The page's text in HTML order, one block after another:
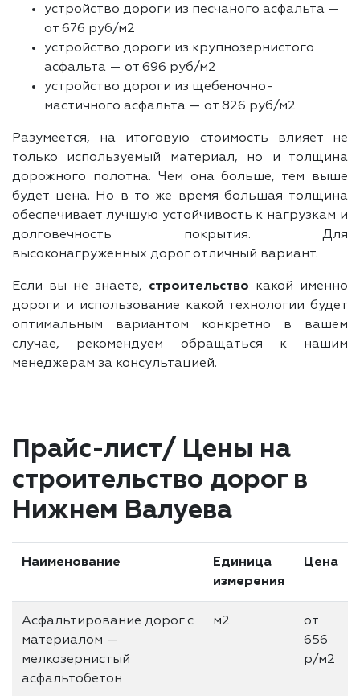
устройство дороги из песчаного асфальта —
от 676 руб/м2
устройство дороги из крупнозернистого
асфальта — от 696 руб/м2
устройство дороги из щебеночно-
мастичного асфальта — от 826 руб/м2
Разумеется, на итоговую стоимость влияет не
только используемый материал, но и толщина
дорожного полотна. Чем она больше, тем выше
будет цена. Но в то же время большая толщина
обеспечивает лучшую устойчивость к нагрузкам и
долговечность покрытия. Для
высоконагруженных дорог отличный вариант.
Если вы не знаете, строительство какой именно
дороги и использование какой технологии будет
оптимальным вариантом конкретно в вашем
случае, рекомендуем обращаться к нашим
менеджерам за консультацией.
Прайс-лист/ Цены на
строительство дорог в
Нижнем Валуева
Наименование
Единица
измерения
Цена
Асфальтирование дорог с
материалом —
мелкозернистый
асфальтобетон
м2
от
656
р/м2